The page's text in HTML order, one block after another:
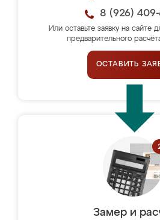
8 (926) 409-
Или оставьте заявку на сайте
предварительного
ОСТАВИТЬ
Замер и